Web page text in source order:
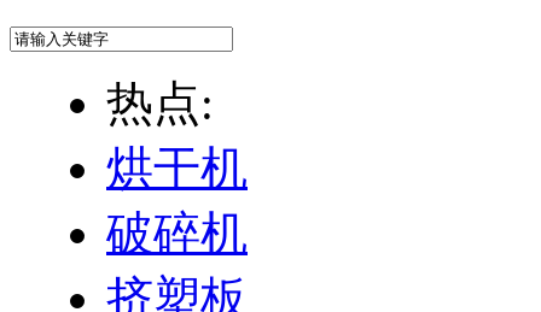
热点:
烘干机
破碎机
挤塑板